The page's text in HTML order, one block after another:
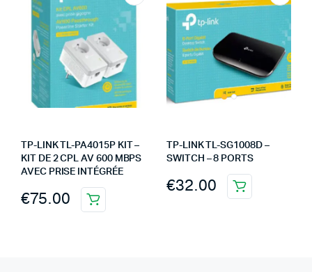
TP-LINK TL-PA4015P KIT –
KIT DE 2 CPL AV 600 MBPS
AVEC PRISE INTÉGRÉE
€75.00
TP-LINK TL-SG1008D –
SWITCH – 8 PORTS
€32.00